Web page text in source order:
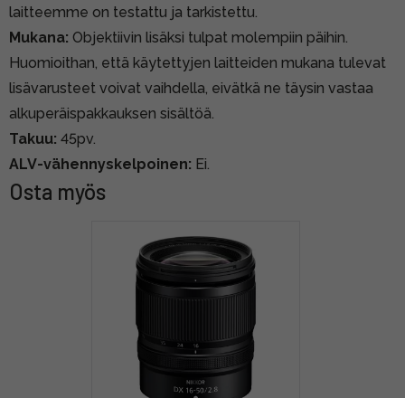
laitteemme on testattu ja tarkistettu.
Mukana: Objektiivin lisäksi tulpat molempiin päihin.
Huomioithan, että käytettyjen laitteiden mukana tulevat
lisävarusteet voivat vaihdella, eivätkä ne täysin vastaa
alkuperäispakkauksen sisältöä.
Takuu: 45pv.
ALV-vähennyskelpoinen: Ei.
Osta myös